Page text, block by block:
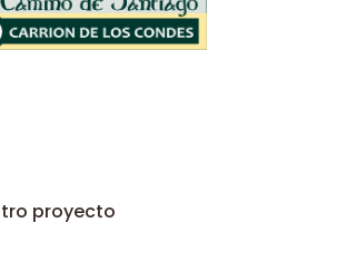
proyecto